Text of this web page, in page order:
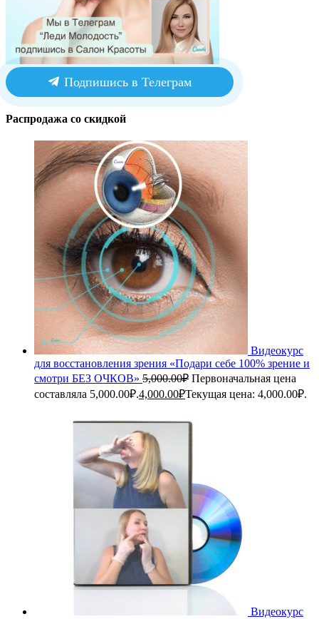
Подпишись в Телеграм
Распродажа со скидкой
Видеокурс
для восстановления зрения «Подари себе 100% зрение и
смотри БЕЗ ОЧКОВ» 5,000.00₽ Первоначальная цена
составляла 5,000.00₽.4,000.00₽Текущая цена: 4,000.00₽.
Видеокурс